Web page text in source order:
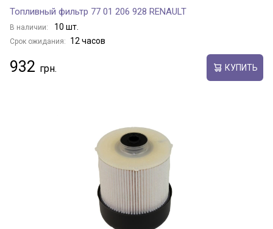
Топливный фильтр 77 01 206 928 RENAULT
В наличии: 10 шт.
Срок ожидания: 12 часов
932 КУПИТЬ